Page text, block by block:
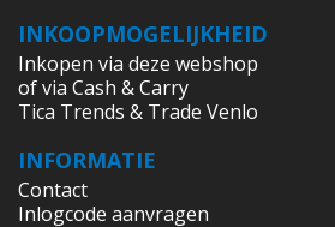
INKOOPMOGELIJKHEID
Inkopen via deze webshop
of via Cash & Carry
Tica Trends & Trade Venlo
INFORMATIE
Contact
Inlogcode aanvragen